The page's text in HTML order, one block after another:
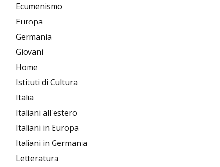
Ecumenismo
Europa
Germania
Giovani
Home
Istituti di Cultura
Italia
Italiani all'estero
Italiani in Europa
Italiani in Germania
Letteratura